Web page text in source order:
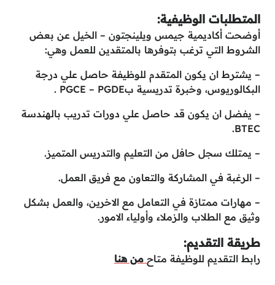
المتطلبات الوظيفية:
أوضحت أكاديمية جيمس ويلينجتون – الخيل عن بعض
الشروط التي ترغب بتوفرها بالمتقدين للعمل وهي:
– يشترط ان يكون المتقدم للوظيفة حاصل علي درجة
البكالوريوس، وخبرة تدريسية بPGCE – PGDE .
– يفضل ان يكون قد حاصل علي دورات تدريب بالهندسة
BTEC.
– يمتلك سجل حافل من التعليم والتدريس المتميز.
– الرغبة في المشاركة والتعاون مع فريق العمل.
– مهارات ممتازة في التعامل مع الاخرين، والعمل بشكل
وثيق مع الطلاب والزملاء وأولياء الامور.
طريقة التقديم:
رابط التقديم للوظيفة متاح من هنا